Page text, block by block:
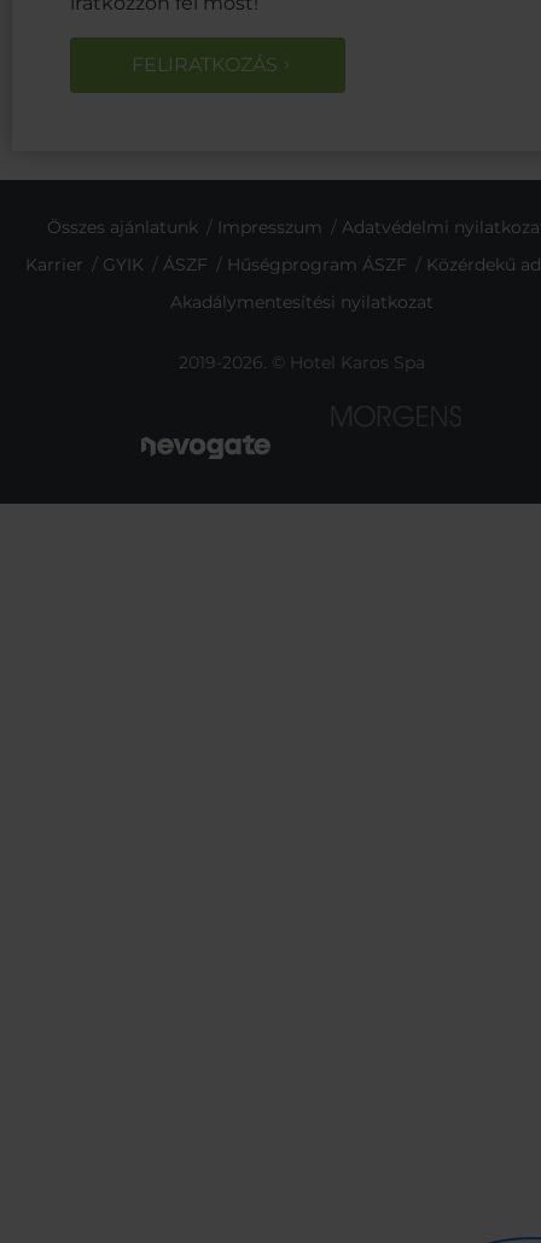
FELIRATKOZÁS
Összes ajánlatunk Impresszum
Adatvédelmi
Karrier
GYIK ÁSZF Hűségprogram ÁSZF
Közérdekű
Akadálymentesítési nyilatkozat
2019-2026. © Hotel Karos Spa